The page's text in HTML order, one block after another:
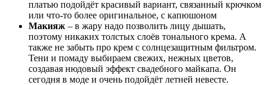
платью подойдёт красивый вариант, связанный крючком
или что-то более оригинальное, с капюшоном
Макияж – в жару надо позволить лицу дышать,
поэтому никаких толстых слоёв тонального крема. А
также не забыть про крем с солнцезащитным фильтром.
Тени и помаду выбираем свежих, нежных цветов,
создавая нюдовый эффект свадебного майкапа. Он
сегодня в моде и очень подойдёт летней невесте.